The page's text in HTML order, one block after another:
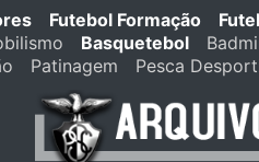
Futebol Formação
Basquetebol
Patinagem Pesca